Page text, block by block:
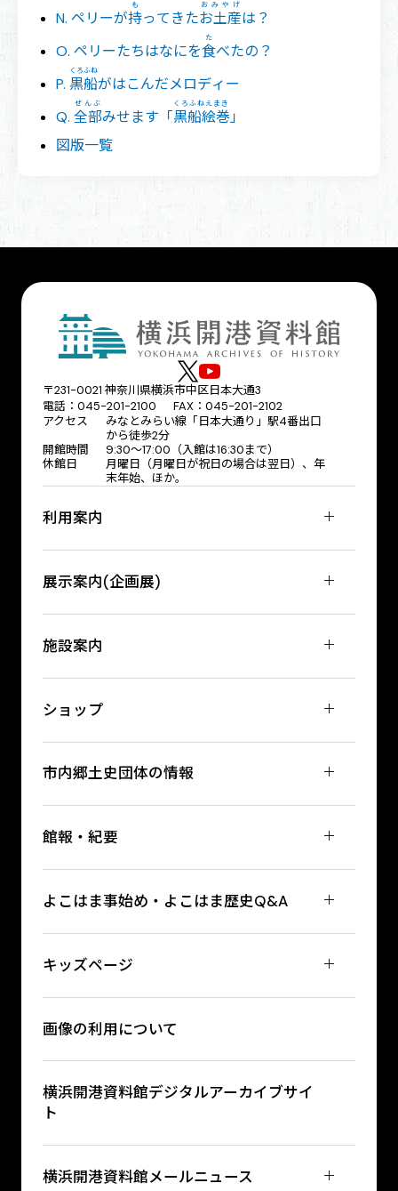
N. ペリーが持
も
ってきたお土産
おみやげ
は？
O. ペリーたちはなにを食
た
べたの？
P. 黒船
くろふね
がはこんだメロディー
Q. 全部
ぜんぶ
みせます「黒船絵巻
くろふねえまき
」
図版一覧
〒231-0021 神奈川県横浜市中区日本大通3
電話：045-201-2100 FAX：045-201-2102
アクセス
みなとみらい線「日本大通り」駅4番出口
から徒歩2分
開館時間
9:30〜17:00（入館は16:30まで）
休館日
月曜日（月曜日が祝日の場合は翌日）、年
末年始、ほか。
利用案内
展示案内(企画展)
施設案内
ショップ
市内郷土史団体の情報
館報・紀要
よこはま事始め・よこはま歴史Q&A
キッズページ
画像の利用について
横浜開港資料館デジタルアーカイブサイ
ト
横浜開港資料館メールニュース